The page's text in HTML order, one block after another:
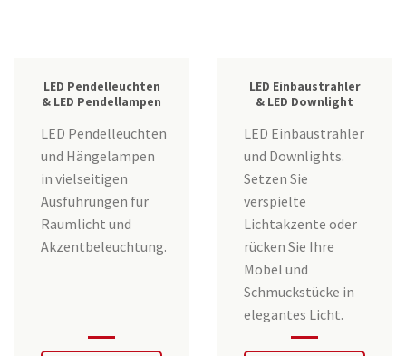
LED Pendelleuchten
& LED Pendellampen
LED Pendelleuchten
und Hängelampen
in vielseitigen
Ausführungen für
Raumlicht und
Akzentbeleuchtung.
LED Einbaustrahler
& LED Downlight
LED Einbaustrahler
und Downlights.
Setzen Sie
verspielte
Lichtakzente oder
rücken Sie Ihre
Möbel und
Schmuckstücke in
elegantes Licht.